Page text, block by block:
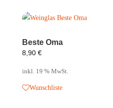
Beste Oma
8,90 €
inkl. 19 % MwSt.
Wunschliste